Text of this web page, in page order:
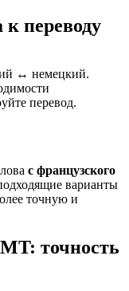
переводу
↔ немецкий.
перевод.
с французского
варианты
точную и
точность